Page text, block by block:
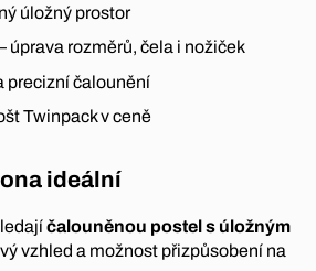
úložný prostor
úprava rozměrů, čela i nožiček
precizní čalounění
Twinpack v ceně
ideální
čalouněnou postel s úložným
vzhled a možnost přizpůsobení na